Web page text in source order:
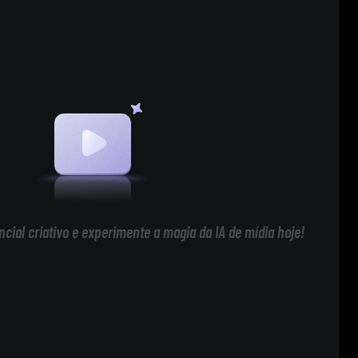
criativo e experimente a magia da IA de mídia hoje!